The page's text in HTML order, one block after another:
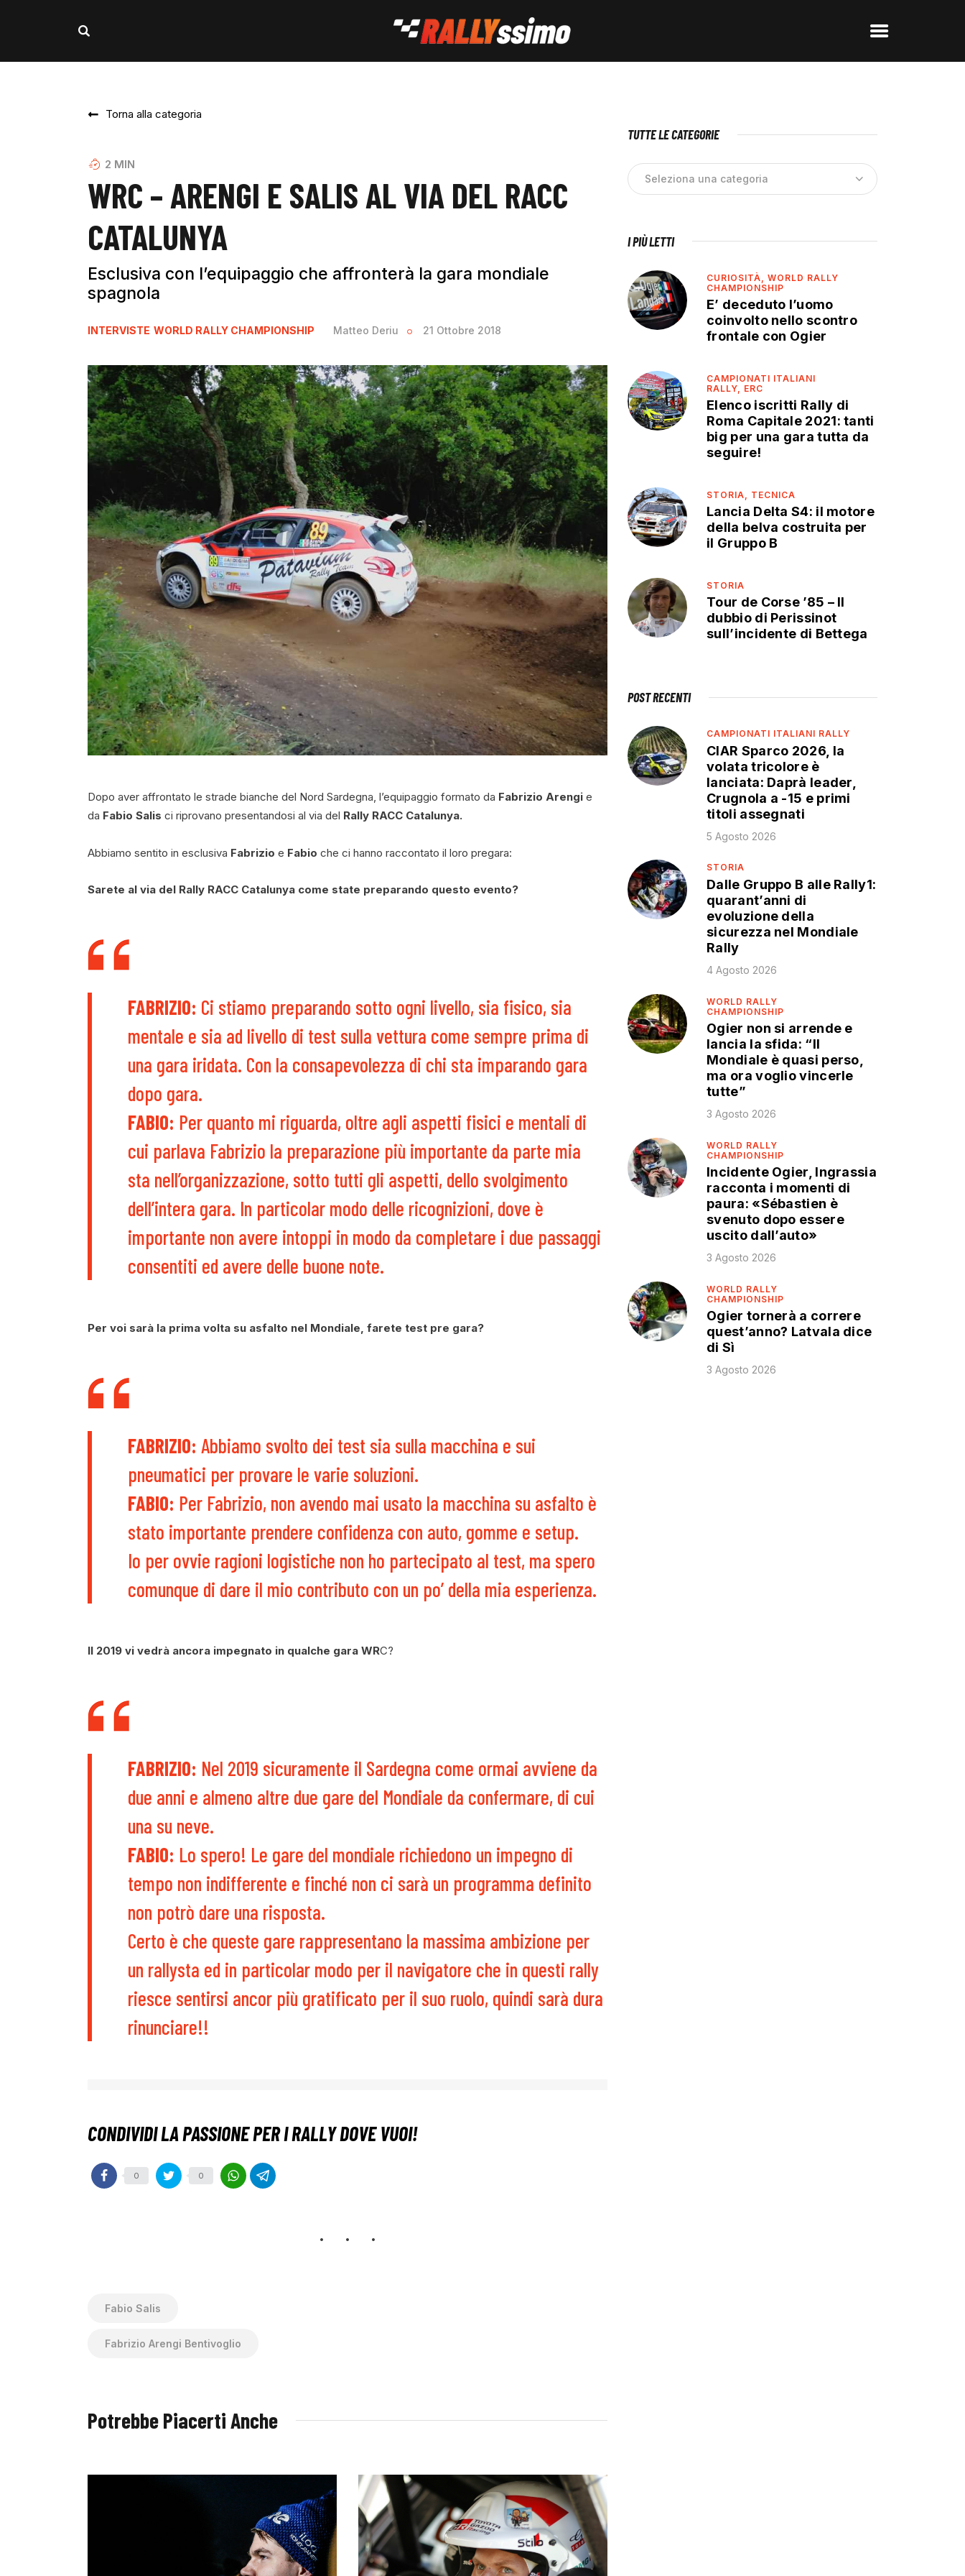
Torna alla categoria
2 MIN
WRC – ARENGI E SALIS AL VIA DEL RACC
CATALUNYA
Esclusiva con l’equipaggio che affronterà la gara mondiale
spagnola
INTERVISTE WORLD RALLY CHAMPIONSHIP Matteo Deriu 21 Ottobre 2018
Dopo aver affrontato le strade bianche del Nord Sardegna, l’equipaggio formato da Fabrizio Arengi e
da Fabio Salis ci riprovano presentandosi al via del Rally RACC Catalunya.
Abbiamo sentito in esclusiva Fabrizio e Fabio che ci hanno raccontato il loro pregara:
Sarete al via del Rally RACC Catalunya come state preparando questo evento?
FABRIZIO: Ci stiamo preparando sotto ogni livello, sia fisico, sia
mentale e sia ad livello di test sulla vettura come sempre prima di
una gara iridata. Con la consapevolezza di chi sta imparando gara
dopo gara.
FABIO: Per quanto mi riguarda, oltre agli aspetti fisici e mentali di
cui parlava Fabrizio la preparazione più importante da parte mia
sta nell’organizzazione, sotto tutti gli aspetti, dello svolgimento
dell’intera gara. In particolar modo delle ricognizioni, dove è
importante non avere intoppi in modo da completare i due passaggi
consentiti ed avere delle buone note.
Per voi sarà la prima volta su asfalto nel Mondiale, farete test pre gara?
FABRIZIO: Abbiamo svolto dei test sia sulla macchina e sui
pneumatici per provare le varie soluzioni.
FABIO: Per Fabrizio, non avendo mai usato la macchina su asfalto è
stato importante prendere confidenza con auto, gomme e setup.
Io per ovvie ragioni logistiche non ho partecipato al test, ma spero
comunque di dare il mio contributo con un po’ della mia esperienza.
Il 2019 vi vedrà ancora impegnato in qualche gara WRC?
FABRIZIO: Nel 2019 sicuramente il Sardegna come ormai avviene da
due anni e almeno altre due gare del Mondiale da confermare, di cui
una su neve.
FABIO: Lo spero! Le gare del mondiale richiedono un impegno di
tempo non indifferente e finché non ci sarà un programma definito
non potrò dare una risposta.
Certo è che queste gare rappresentano la massima ambizione per
un rallysta ed in particolar modo per il navigatore che in questi rally
riesce sentirsi ancor più gratificato per il suo ruolo, quindi sarà dura
rinunciare!!
0 0
Fabio Salis
Fabrizio Arengi Bentivoglio
Potrebbe Piacerti Anche
TUTTE LE CATEGORIE
I PIÙ LETTI
CURIOSITÀ,WORLD RALLY
CHAMPIONSHIP
E’ deceduto l’uomo
coinvolto nello scontro
frontale con Ogier
CAMPIONATI ITALIANI
RALLY, ERC
Elenco iscritti Rally di
Roma Capitale 2021: tanti
big per una gara tutta da
seguire!
STORIA, TECNICA
Lancia Delta S4: il motore
della belva costruita per
il Gruppo B
STORIA
Tour de Corse ’85 – Il
dubbio di Perissinot
sull’incidente di Bettega
POST RECENTI
CAMPIONATI ITALIANI RALLY
CIAR Sparco 2026, la
volata tricolore è
lanciata: Daprà leader,
Crugnola a -15 e primi
titoli assegnati
5 Agosto 2026
STORIA
Dalle Gruppo B alle Rally1:
quarant’anni di
evoluzione della
sicurezza nel Mondiale
Rally
4 Agosto 2026
WORLD RALLY
CHAMPIONSHIP
Ogier non si arrende e
lancia la sfida: “Il
Mondiale è quasi perso,
ma ora voglio vincerle
tutte”
3 Agosto 2026
WORLD RALLY
CHAMPIONSHIP
Incidente Ogier, Ingrassia
racconta i momenti di
paura: «Sébastien è
svenuto dopo essere
uscito dall’auto»
3 Agosto 2026
WORLD RALLY
CHAMPIONSHIP
Ogier tornerà a correre
quest’anno? Latvala dice
di Sì
3 Agosto 2026